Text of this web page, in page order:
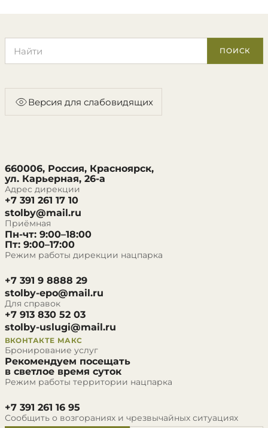
ПОИСК
Версия для слабовидящих
660006, Россия, Красноярск,
ул. Карьерная, 26-а
Адрес дирекции
+7 391 261 17 10
stolby@mail.ru
Приёмная
Пн-чт: 9:00–18:00
Пт: 9:00–17:00
Режим работы дирекции нацпарка
+7 391 9 8888 29
stolby-epo@mail.ru
Для справок
+7 913 830 52 03
stolby-uslugi@mail.ru
ВКОНТАКТЕ МАКС
Бронирование услуг
Рекомендуем посещать
в светлое время суток
Режим работы территории нацпарка
+7 391 261 16 95
Сообщить о возгораниях и чрезвычайных ситуациях